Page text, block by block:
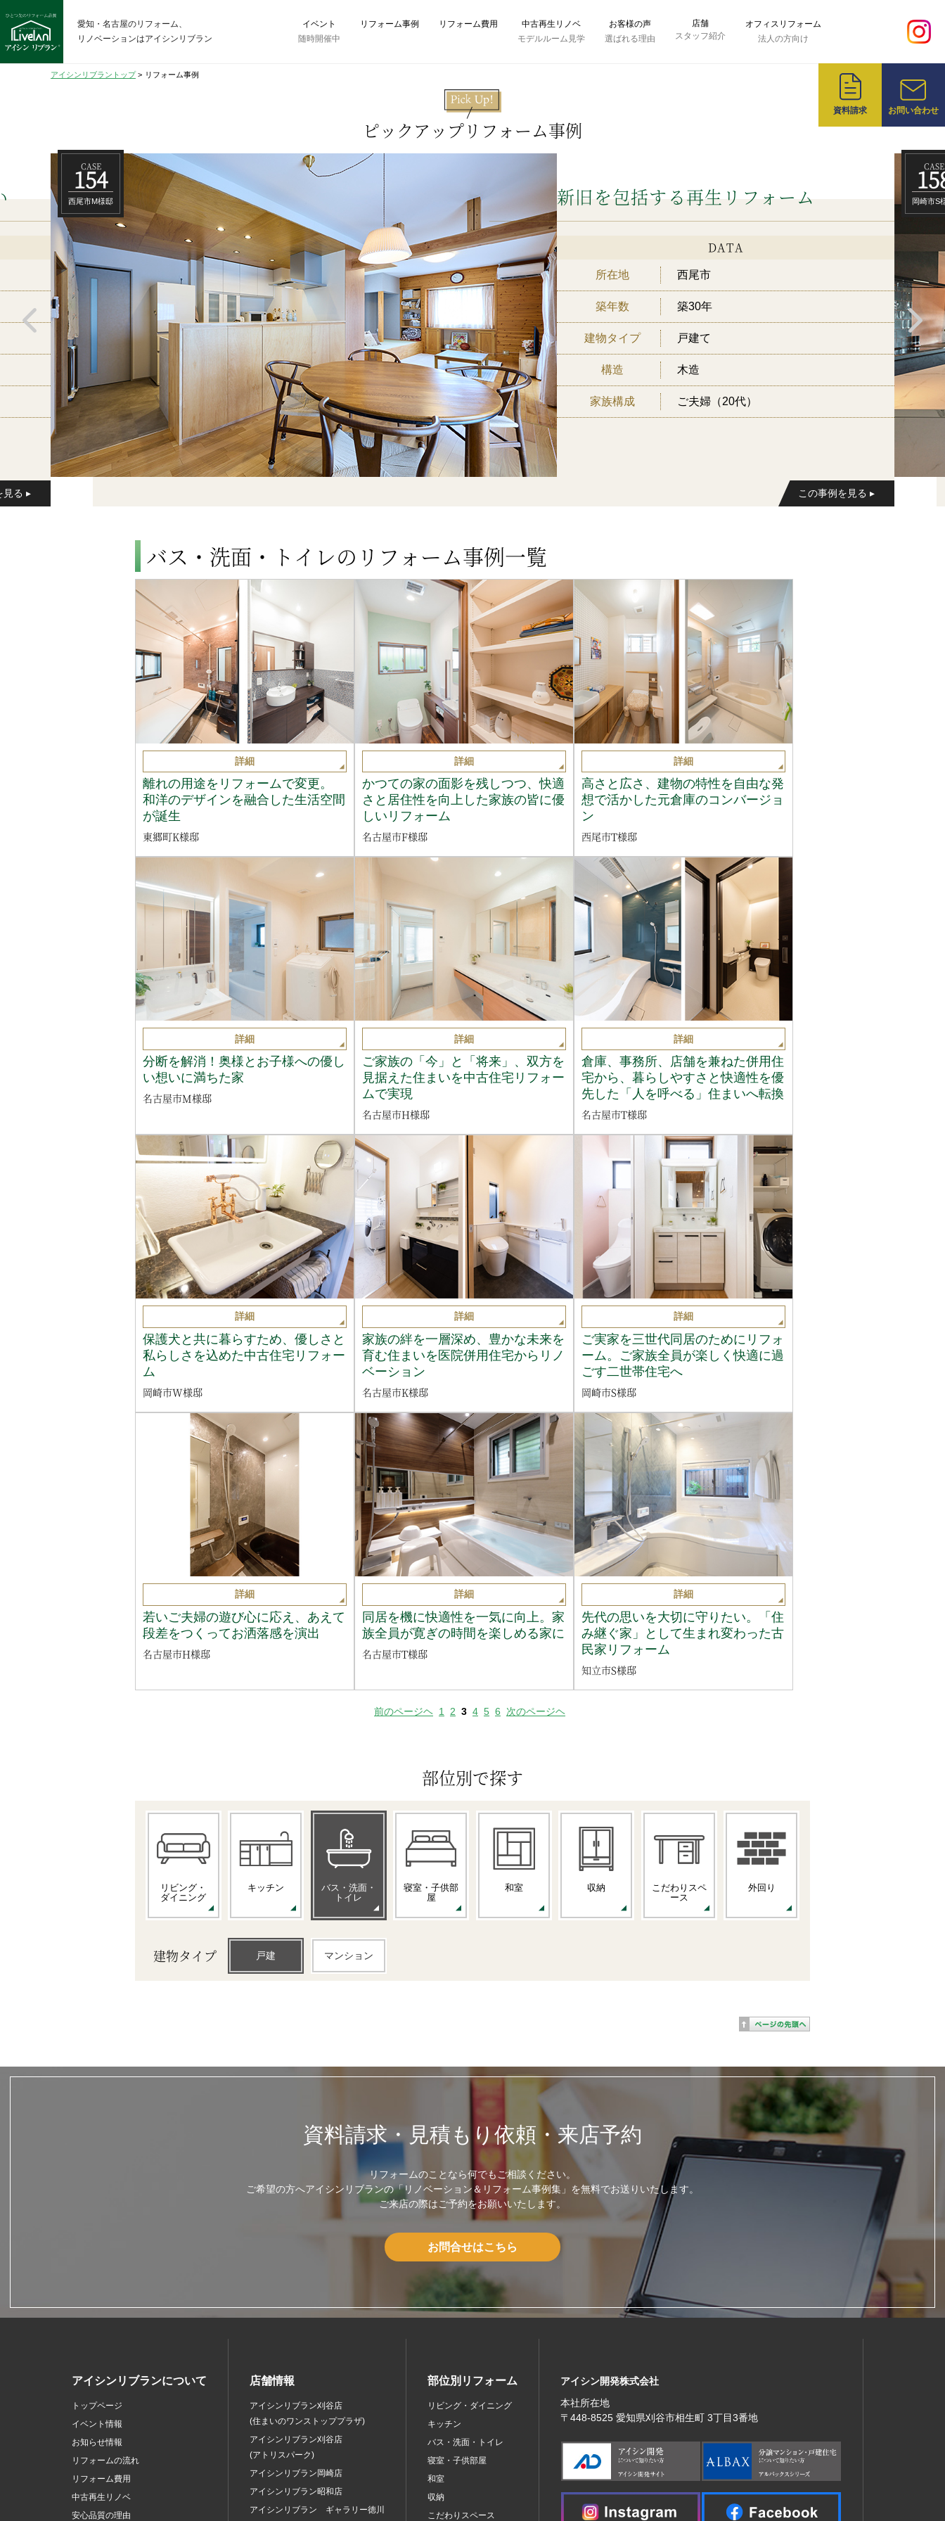
愛知・名古屋のリフォーム、
リノベーションはアイシンリブラン
イベント
随時開催中
リフォーム事例 リフォーム費用
中古再生リノベ
モデルルーム見学
お客様の声
選ばれる理由
店舗
スタッフ紹介
オフィスリフォーム
法人の方向け
資料請求 お問い合わせ
アイシンリブラントップ> リフォーム事例
ピックアップリフォーム事例
CASE
154
西尾市M様邸 新旧を包括する再生リフォーム
DATA
所在地 西尾市
築年数 築30年
建物タイプ 戸建て
構造 木造
家族構成 ご夫婦（20代）
CASE
岡崎市S
部位別で探す
リビング・
ダイニング
キッチン
バス・洗面・
トイレ
寝室・子供部
屋
和室 収納
こだわりスペ
ース
外回り
建物タイプ 戸建 マンション
バス・洗面・トイレのリフォーム事例一覧
詳細
離れの用途をリフォームで変更。
和洋のデザインを融合した生活空間
が誕生
東郷町K様邸
詳細
かつての家の面影を残しつつ、快適
さと居住性を向上した家族の皆に優
しいリフォーム
名古屋市F様邸
詳細
高さと広さ、建物の特性を自由な発
想で活かした元倉庫のコンバージョ
ン
西尾市T様邸
詳細
分断を解消！奥様とお子様への優し
い想いに満ちた家
名古屋市M様邸
詳細
ご家族の「今」と「将来」、双方を
見据えた住まいを中古住宅リフォー
ムで実現
名古屋市H様邸
詳細
倉庫、事務所、店舗を兼ねた併用住
宅から、暮らしやすさと快適性を優
先した「人を呼べる」住まいへ転換
名古屋市T様邸
詳細
保護犬と共に暮らすため、優しさと
私らしさを込めた中古住宅リフォー
ム
岡崎市W様邸
詳細
家族の絆を一層深め、豊かな未来を
育む住まいを医院併用住宅からリノ
ベーション
名古屋市K様邸
詳細
ご実家を三世代同居のためにリフォ
ーム。ご家族全員が楽しく快適に過
ごす二世帯住宅へ
岡崎市S様邸
詳細
若いご夫婦の遊び心に応え、あえて
段差をつくってお洒落感を演出
名古屋市H様邸
詳細
同居を機に快適性を一気に向上。家
族全員が寛ぎの時間を楽しめる家に
名古屋市T様邸
詳細
先代の思いを大切に守りたい。「住
み継ぐ家」として生まれ変わった古
民家リフォーム
知立市S様邸
前のページヘ 1 2 3 4 5 6 次のページヘ
資料請求・見積もり依頼・来店予約
リフォームのことなら何でもご相談ください。
ご希望の方へアイシンリブランの「リノベーション＆リフォーム事例集」を無料でお送りいたします。
ご来店の際はご予約をお願いいたします。
お問合せはこちら
アイシンリブランについて
トップページ
イベント情報
お知らせ情報
リフォームの流れ
リフォーム費用
中古再生リノベ
安心品質の理由
店舗情報
アイシンリブラン刈谷店
(住まいのワンストッププラザ)
アイシンリブラン刈谷店
(アトリスパーク)
アイシンリブラン岡崎店
アイシンリブラン昭和店
アイシンリブラン ギャラリー徳川
部位別リフォーム
リビング・ダイニング
キッチン
バス・洗面・トイレ
寝室・子供部屋
和室
収納
こだわりスペース
アイシン開発株式会社
本社所在地
〒448‐8525 愛知県刈谷市相生町 3丁目3番地